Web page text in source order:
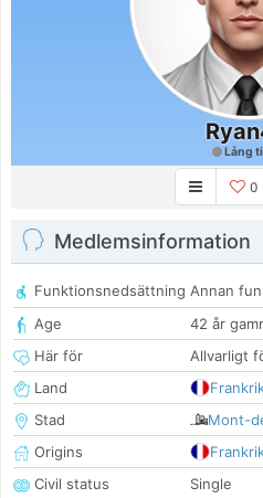
Lång
0
Medlemsinformation
Funktionsnedsättning Annan
Age
42 år
Här för
Allvarligt
Land
Stad
Mont-
Origins
Civil status
Single